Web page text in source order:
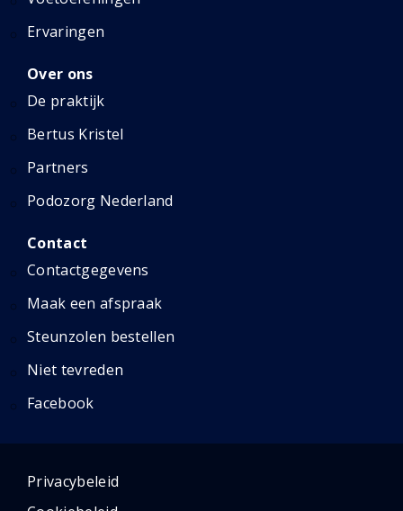
Ervaringen
Over ons
De praktijk
Bertus Kristel
Partners
Podozorg Nederland
Contact
Contactgegevens
Maak een afspraak
Steunzolen bestellen
Niet tevreden
Facebook
Privacybeleid